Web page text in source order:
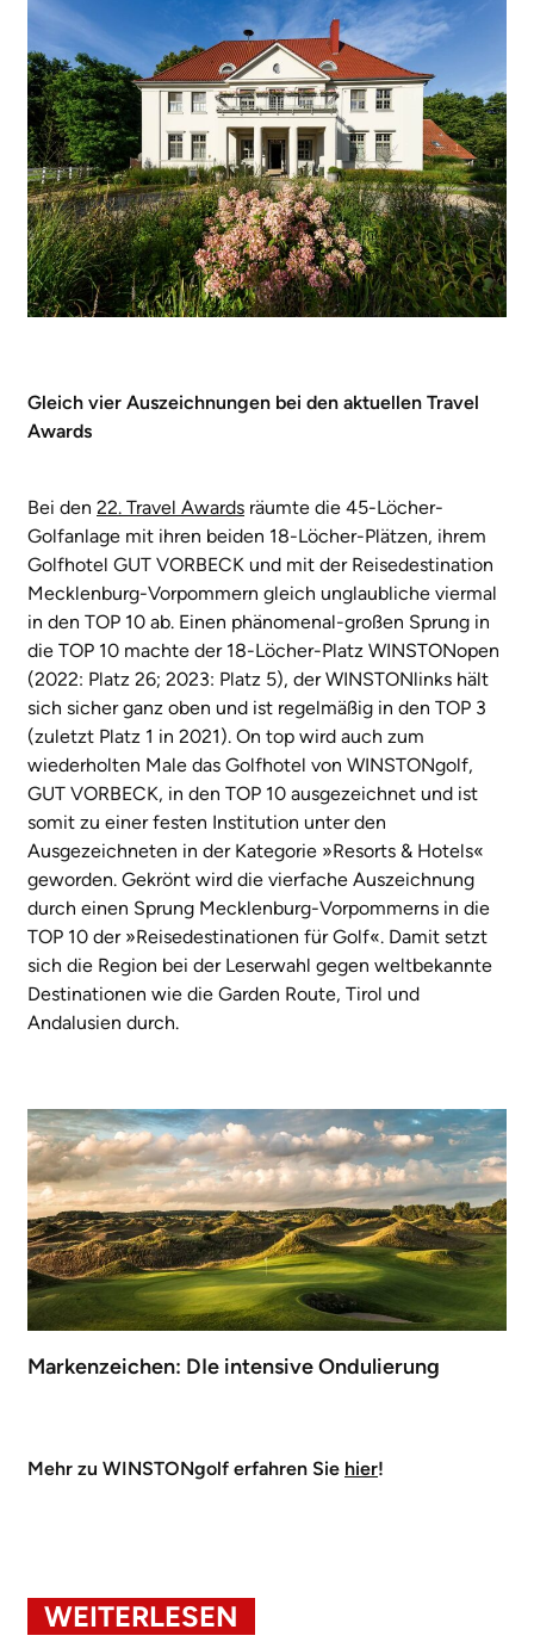
Gleich vier Auszeichnungen bei den aktuellen Travel
Awards
Bei den 22. Travel Awards räumte die 45-Löcher-
Golfanlage mit ihren beiden 18-Löcher-Plätzen, ihrem
Golfhotel GUT VORBECK und mit der Reisedestination
Mecklenburg-Vorpommern gleich unglaubliche viermal
in den TOP 10 ab. Einen phänomenal-großen Sprung in
die TOP 10 machte der 18-Löcher-Platz WINSTONopen
(2022: Platz 26; 2023: Platz 5), der WINSTONlinks hält
sich sicher ganz oben und ist regelmäßig in den TOP 3
(zuletzt Platz 1 in 2021). On top wird auch zum
wiederholten Male das Golfhotel von WINSTONgolf,
GUT VORBECK, in den TOP 10 ausgezeichnet und ist
somit zu einer festen Institution unter den
Ausgezeichneten in der Kategorie »Resorts & Hotels«
geworden. Gekrönt wird die vierfache Auszeichnung
durch einen Sprung Mecklenburg-Vorpommerns in die
TOP 10 der »Reisedestinationen für Golf«. Damit setzt
sich die Region bei der Leserwahl gegen weltbekannte
Destinationen wie die Garden Route, Tirol und
Andalusien durch.
Markenzeichen: DIe intensive Ondulierung
Mehr zu WINSTONgolf erfahren Sie hier!
WEITERLESEN